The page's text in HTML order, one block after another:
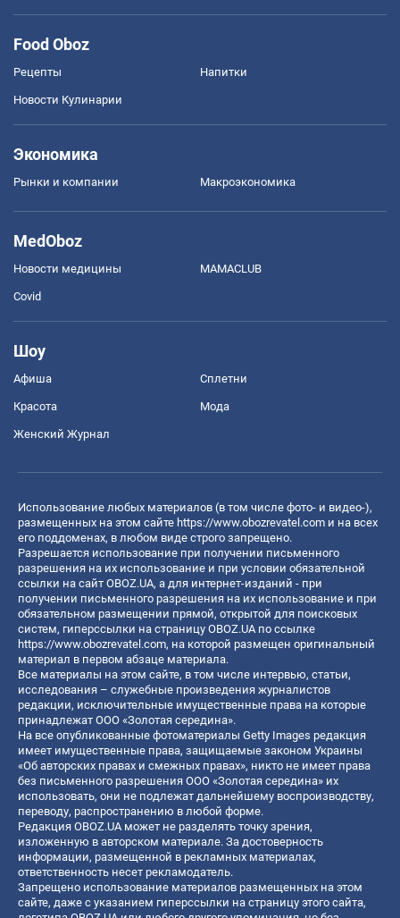
Food Oboz
Рецепты Напитки
Новости Кулинарии
Экономика
Рынки и компании Mакроэкономика
MedOboz
Новости медицины MAMACLUB
Covid
Шоу
Афиша Сплетни
Красота Мода
Женский Журнал
Использование любых материалов (в том числе фото- и видео-),
размещенных на этом сайте https://www.obozrevatel.com и на всех
его поддоменах, в любом виде строго запрещено.
Разрешается использование при получении письменного
разрешения на их использование и при условии обязательной
ссылки на сайт OBOZ.UA, а для интернет-изданий - при
получении письменного разрешения на их использование и при
обязательном размещении прямой, открытой для поисковых
систем, гиперссылки на страницу OBOZ.UA по ссылке
https://www.obozrevatel.com, на которой размещен оригинальный
материал в первом абзаце материала.
Все материалы на этом сайте, в том числе интервью, статьи,
исследования – служебные произведения журналистов
редакции, исключительные имущественные права на которые
принадлежат ООО «Золотая середина».
На все опубликованные фотоматериалы Getty Images редакция
имеет имущественные права, защищаемые законом Украины
«Об авторских правах и смежных правах», никто не имеет права
без письменного разрешения ООО «Золотая середина» их
использовать, они не подлежат дальнейшему воспроизводству,
переводу, распространению в любой форме.
Редакция OBOZ.UA может не разделять точку зрения,
изложенную в авторском материале. За достоверность
информации, размещенной в рекламных материалах,
ответственность несет рекламодатель.
Запрещено использование материалов размещенных на этом
сайте, даже с указанием гиперссылки на страницу этого сайта,